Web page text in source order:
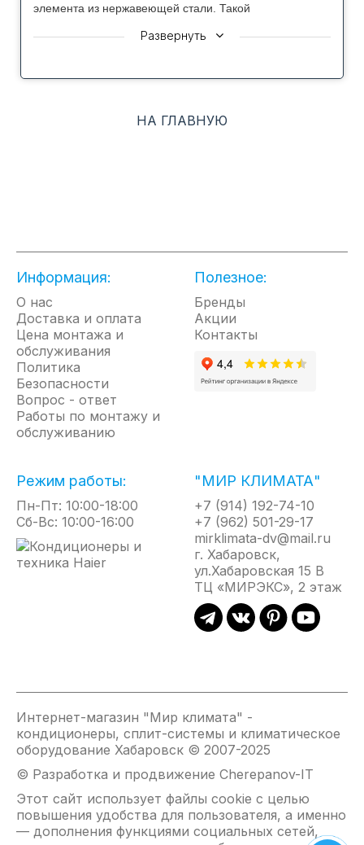
элемента из нержавеющей стали. Такой
накипи и способен бесперебойно работать даже при
несколько точек водозабора и полностью
стабильную температуру воды даже при
водоснабжения. Установленный в
водонагревателе современный процессор в
автоматическом режиме регулирует мощность и
поток воды для постоянного поддерживания
установленной температуры;
Скорость работы: спиральный нагревательный
элемент мгновенно нагреет воду до нужной
температуры и в любых количествах, что
экономит время пользователя;
нержавеющей стали с легирующими добавками,
которые препятствуют возникновению накипи и
защищают от коррозии. Это повышает
работоспособность системы даже при
интенсивном использовании в агрессивной
среде;
Удобный интерфейс: благодаря простому
управлению установить желаемые параметры
нагрева сможет даже неопытный пользователь,
а умная система запомнит выбранные
Экономия электроэнергии: проточный
водонагреватель включается только в момент
открытия крана. Расход электроэнергии
использования водонагревателя и
заканчивается, как только вы закрываете кран,
что экономит Ваши финансы;
Экономия пространства: благодаря особой
Развернуть
НА ГЛАВНУЮ
Информация:
О нас
Доставка и оплата
Цена монтажа и
обслуживания
Политика
Безопасности
Вопрос - ответ
Работы по монтажу и
обслуживанию
Полезное:
Бренды
Акции
Контакты
Режим работы:
Пн-Пт: 10:00-18:00
Сб-Вс: 10:00-16:00
"МИР КЛИМАТА"
+7 (914) 192-74-10
+7 (962) 501-29-17
mirklimata-dv@mail.ru
г. Хабаровск,
ул.Хабаровская 15 В
ТЦ «МИРЭКС», 2 этаж
Интернет-магазин "Мир климата" -
кондиционеры, сплит-системы и климатическое
оборудование Хабаровск © 2007-2025
© Разработка и продвижение Cherepanov-IT
Этот сайт использует файлы cookie с целью
повышения удобства для пользователя, а именно
— дополнения функциями социальных сетей,